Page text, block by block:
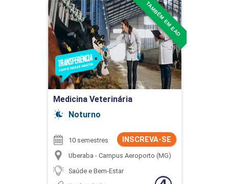
Medicina Veterinária
Noturno
TAMBÉM EM EAD
INSCREVA-SE
10 semestres
Uberaba - Campus Aeroporto (MG)
Saúde e Bem-Estar
Medicina Veterinária
Detalhes do curso
Ir para Inscrição